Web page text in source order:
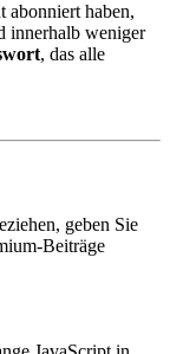
abonniert haben,
innerhalb weniger
, das alle
geben Sie
Beiträge